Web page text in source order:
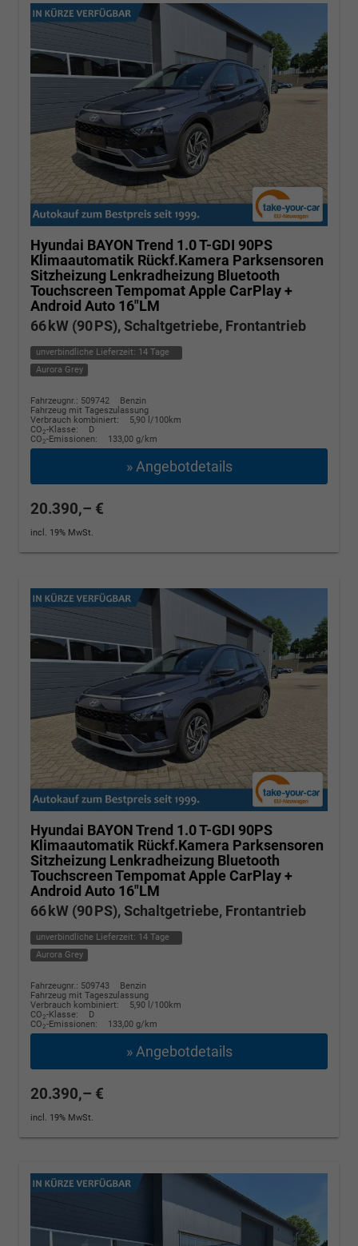
Hyundai BAYONTrend 1.0 T-GDI 90PS
Klimaautomatik Rückf.Kamera Parksensoren
Sitzheizung Lenkradheizung Bluetooth
Touchscreen Tempomat Apple CarPlay +
Android Auto 16"LM
66 kW (90 PS), Schaltgetriebe, Frontantrieb
unverbindliche Lieferzeit: 14 Tage
Aurora Grey
Fahrzeugnr.: 509742
Benzin
Fahrzeug mit Tageszulassung
Verbrauch kombiniert:
5,90 l/100km
CO2-Klasse:
D
CO2-Emissionen: 133,00 g/km
» Angebotdetails
20.390,– €
incl. 19% MwSt.
Hyundai BAYONTrend 1.0 T-GDI 90PS
Klimaautomatik Rückf.Kamera Parksensoren
Sitzheizung Lenkradheizung Bluetooth
Touchscreen Tempomat Apple CarPlay +
Android Auto 16"LM
66 kW (90 PS), Schaltgetriebe, Frontantrieb
unverbindliche Lieferzeit: 14 Tage
Aurora Grey
Fahrzeugnr.: 509743
Benzin
Fahrzeug mit Tageszulassung
Verbrauch kombiniert:
5,90 l/100km
CO2-Klasse:
D
CO2-Emissionen: 133,00 g/km
» Angebotdetails
20.390,– €
incl. 19% MwSt.